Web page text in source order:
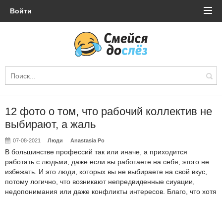
Войти
12 фото о том, что рабочий коллектив не
выбирают, а жаль
07-08-2021 Люди Anastasia Po
В большинстве профессий так или иначе, а приходится
работать с людьми, даже если вы работаете на себя, этого не
избежать. И это люди, которых вы не выбираете на свой вкус,
потому логично, что возникают непредвиденные сиуации,
недопонимания или даже конфликты интересов. Благо, что хотя